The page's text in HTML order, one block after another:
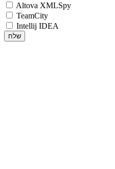
Altova XMLSpy
TeamCity
Intellij IDEA